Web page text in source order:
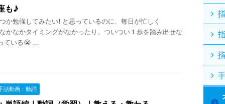
も♪
勉強してみたい❗ と思っているのに、毎日が忙しく
かなかタイミングがなかったり、ついつい１歩を踏み出せな
ている😭 ...
話動画：動詞